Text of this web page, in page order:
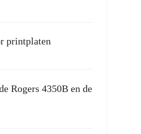
printplaten
Rogers 4350B en de